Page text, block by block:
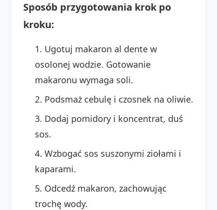
Sposób przygotowania krok po
kroku:
Ugotuj makaron al dente w
osolonej wodzie. Gotowanie
makaronu wymaga soli.
Podsmaż cebulę i czosnek na oliwie.
Dodaj pomidory i koncentrat, duś
sos.
Wzbogać sos suszonymi ziołami i
kaparami.
Odcedź makaron, zachowując
trochę wody.